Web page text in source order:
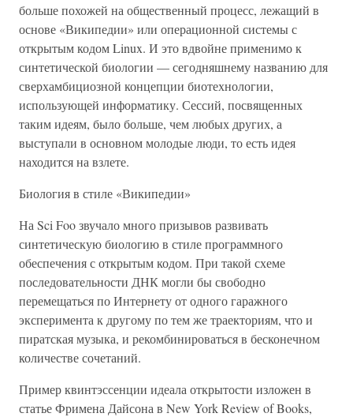
больше похожей на общественный процесс, лежащий в
основе «Википедии» или операционной системы с
открытым кодом Linux. И это вдвойне применимо к
синтетической биологии — сегодняшнему названию для
сверхамбициозной концепции биотехнологии,
использующей информатику. Сессий, посвященных
таким идеям, было больше, чем любых других, а
выступали в основном молодые люди, то есть идея
находится на взлете.
Биология в стиле «Википедии»
На Sci Foo звучало много призывов развивать
синтетическую биологию в стиле программного
обеспечения с открытым кодом. При такой схеме
последовательности ДНК могли бы свободно
перемещаться по Интернету от одного гаражного
эксперимента к другому по тем же траекториям, что и
пиратская музыка, и рекомбинироваться в бесконечном
количестве сочетаний.
Пример квинтэссенции идеала открытости изложен в
статье Фримена Дайсона в New York Review of Books,